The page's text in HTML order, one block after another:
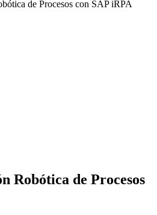
de Procesos con SAP iRPA
Robótica de Procesos